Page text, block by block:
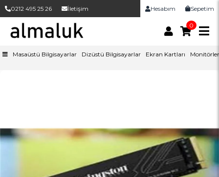
0212 495 25 26 İletişim Sepetim
Hesabım
0
Masaüstü Bilgisayarlar Dizüstü Bilgisayarlar Ekran Kartları Monitörler